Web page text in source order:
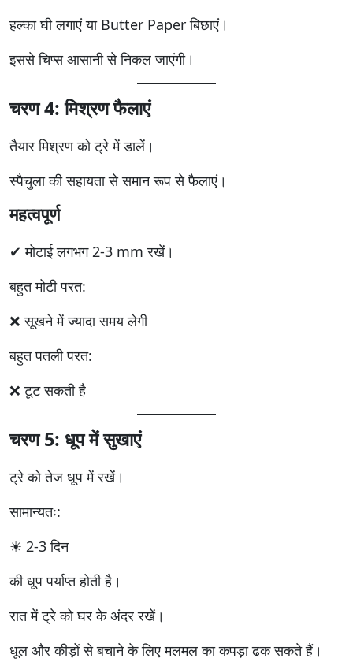
हल्का घी लगाएं या Butter Paper बिछाएं।
इससे चिप्स आसानी से निकल जाएंगी।
चरण 4: मिश्रण फैलाएं
तैयार मिश्रण को ट्रे में डालें।
स्पैचुला की सहायता से समान रूप से फैलाएं।
महत्वपूर्ण
✔ मोटाई लगभग 2-3 mm रखें।
बहुत मोटी परत:
❌ सूखने में ज्यादा समय लेगी
बहुत पतली परत:
❌ टूट सकती है
चरण 5: धूप में सुखाएं
ट्रे को तेज धूप में रखें।
सामान्यतः:
☀ 2-3 दिन
की धूप पर्याप्त होती है।
रात में ट्रे को घर के अंदर रखें।
धूल और कीड़ों से बचाने के लिए मलमल का कपड़ा ढक सकते हैं।